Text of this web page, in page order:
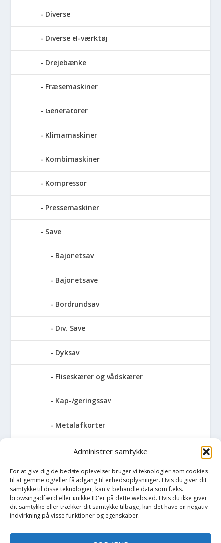
Administrer samtykke
For at give dig de bedste oplevelser bruger vi teknologier som cookies
til at gemme og/eller få adgang til enhedsoplysninger. Hvis du giver dit
samtykke til disse teknologier, kan vi behandle data som f.eks.
browsingadfærd eller unikke ID'er på dette websted. Hvis du ikke giver
dit samtykke eller trækker dit samtykke tilbage, kan det have en negativ
indvirkning på visse funktioner og egenskaber.
Diverse
Diverse el-værktøj
Drejebænke
Fræsemaskiner
Generatorer
Klimamaskiner
Kombimaskiner
Kompressor
Pressemaskiner
Save
Bajonetsav
Bajonetsave
Bordrundsav
Div. Save
Dyksav
Fliseskærer og vådskærer
Kap-/geringssav
Metalafkorter
Rundsav
Stationære rundsave
Stiksave